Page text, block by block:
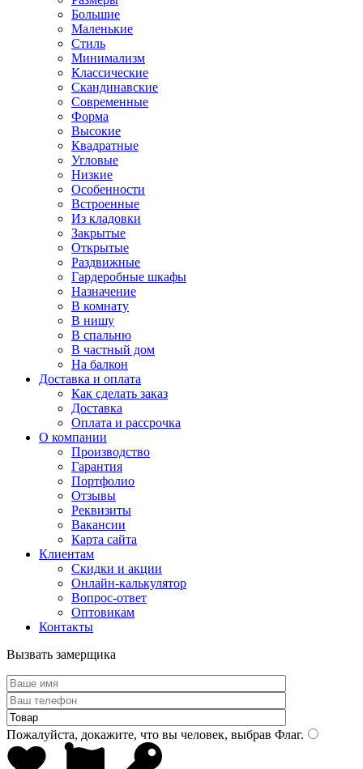
Большие
Маленькие
Стиль
Минимализм
Классические
Скандинавские
Современные
Форма
Высокие
Квадратные
Угловые
Низкие
Особенности
Встроенные
Из кладовки
Закрытые
Открытые
Раздвижные
Гардеробные шкафы
Назначение
В комнату
В нишу
В спальню
В частный дом
На балкон
Доставка и оплата
Как сделать заказ
Доставка
Оплата и рассрочка
О компании
Производство
Гарантия
Портфолио
Отзывы
Реквизиты
Вакансии
Карта сайта
Клиентам
Скидки и акции
Онлайн-калькулятор
Вопрос-ответ
Оптовикам
Контакты
Вызвать замерщика
Пожалуйста, докажите, что вы человек, выбрав Флаг.